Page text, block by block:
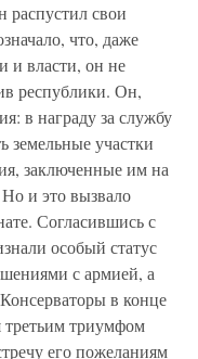
свои
что, даже
и власти, он не
республики. Он,
в награду за службу
земельные участки
заключенные им на
и это вызвало
Согласившись с
особый статус
с армией, а
в конце
третьим триумфом
его пожеланиям